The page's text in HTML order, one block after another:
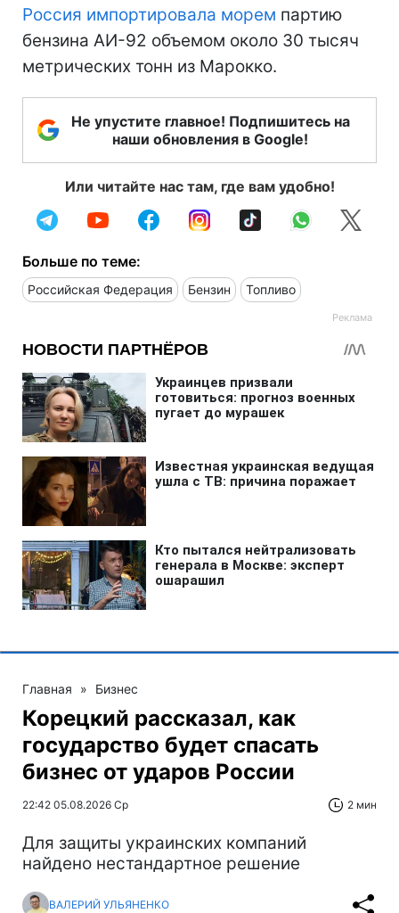
Россия импортировала морем партию
бензина АИ-92 объемом около 30 тысяч
метрических тонн из Марокко.
Не упустите главное! Подпишитесь на
наши обновления в Google!
Или читайте нас там, где вам удобно!
Больше по теме:
Российская Федерация Бензин Топливо
Главная » Бизнес
Корецкий рассказал, как
государство будет спасать
бизнес от ударов России
22:42 05.08.2026 Ср 2 мин
Для защиты украинских компаний
найдено нестандартное решение
ВАЛЕРИЙ УЛЬЯНЕНКО